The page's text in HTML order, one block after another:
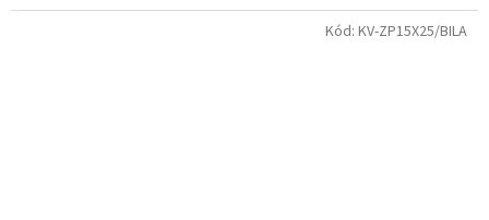
Kód: KV-ZP15X25/BILA